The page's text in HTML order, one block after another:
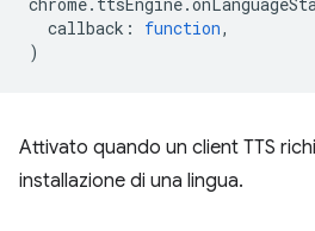
callback : function,
)
Attivato quando un client TTS
installazione di una lingua.